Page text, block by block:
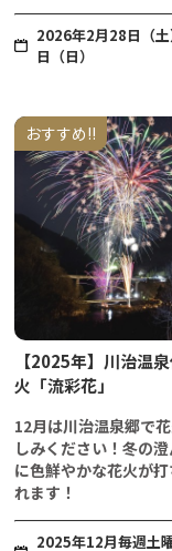
2026年2月28日（
日（日）
おすすめ!!
【2025年】川治温
火「流彩花」
12月は川治温泉郷で
しみください！冬の
に色鮮やかな花火が
れます！
2025年12月毎週土